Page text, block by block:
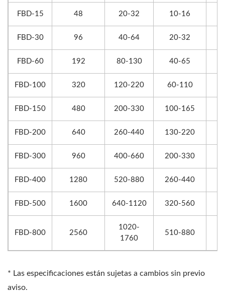
FBD-15 48 20-32 10-16
FBD-30 96 40-64 20-32
FBD-60 192 80-130 40-65
FBD-100 320 120-220 60-110
FBD-150 480 200-330 100-165
FBD-200 640 260-440 130-220
FBD-300 960 400-660 200-330
FBD-400 1280 520-880 260-440
FBD-500 1600 640-1120 320-560
FBD-800 2560
1020-
1760
510-880
* Las especificaciones están sujetas a cambios sin previo
aviso.